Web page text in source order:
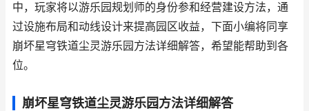
中，玩家将以游乐园规划师的身份参和经营建设方法，通
过设施布局和动线设计来提高园区收益，下面小编将同享
崩坏星穹铁道尘灵游乐园方法详细解答，希望能帮助到各
位。
崩坏星穹铁道尘灵游乐园方法详细解答